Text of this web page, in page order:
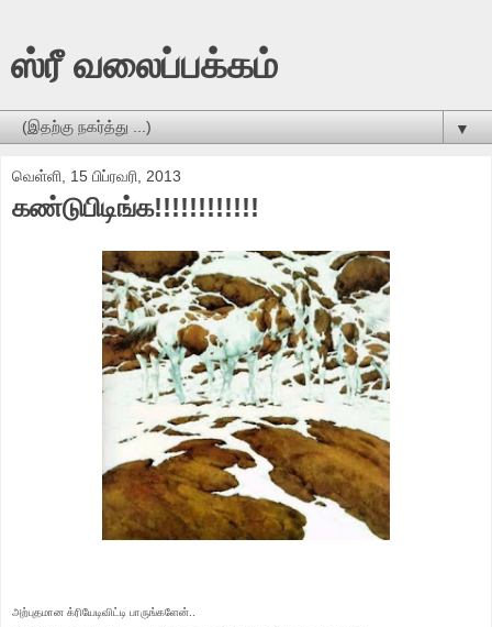
ஸ்ரீ வலைப்பக்கம்
▼
வெள்ளி, 15 பிப்ரவரி, 2013
கண்டுபிடிங்க!!!!!!!!!!!!
அற்புதமான க்ரியேடிவிட்டி பாருங்களேன்..